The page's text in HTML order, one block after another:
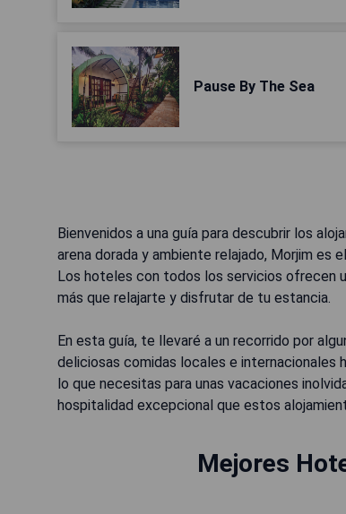
Pause By The Sea
Bienvenidos a una guía para descubrir los
arena dorada y ambiente relajado, Morjim es
Los hoteles con todos los servicios ofrecen
más que relajarte y disfrutar de tu estancia.
En esta guía, te llevaré a un recorrido por
deliciosas comidas locales e
lo que necesitas para unas vacaciones
hospitalidad excepcional que estos
Mejores